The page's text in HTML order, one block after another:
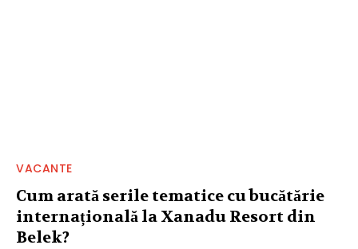
VACANTE
Cum arată serile tematice cu bucătărie
internațională la Xanadu Resort din
Belek?